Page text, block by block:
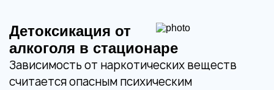
Детоксикация от
алкоголя в стационаре
Зависимость от наркотических веществ
считается опасным психическим